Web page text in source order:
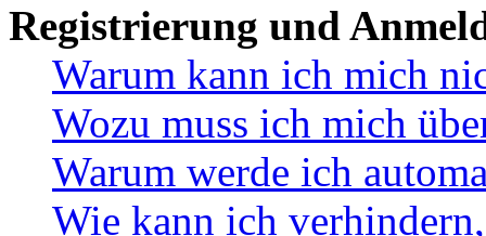
Registrierung und
Warum kann ich mich
Wozu muss ich mich
Warum werde ich
Wie kann ich